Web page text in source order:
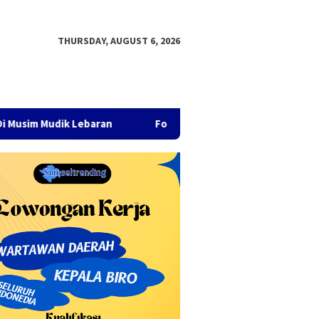
THURSDAY, AUGUST 6, 2026
Lebaran Fokus pada Pertumbuhan Ekonomi dan